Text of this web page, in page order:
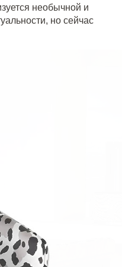
необычной и
но сейчас